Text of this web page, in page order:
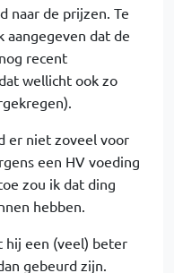
naar de prijzen. Te
aangegeven dat de
recent
wellicht ook zo
er niet zoveel voor
een HV voeding
zou ik dat ding
hebben.
hij een (veel) beter
gebeurd zijn.